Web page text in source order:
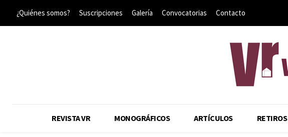
¿Quiénes somos? Suscripciones Galería Convocatorias Contacto
REVISTA VR MONOGRÁFICOS ARTÍCULOS RETIROS